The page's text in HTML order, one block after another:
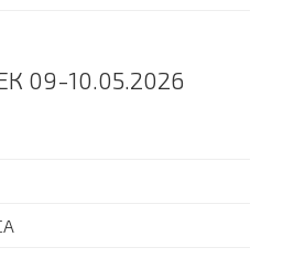
09-10.05.2026